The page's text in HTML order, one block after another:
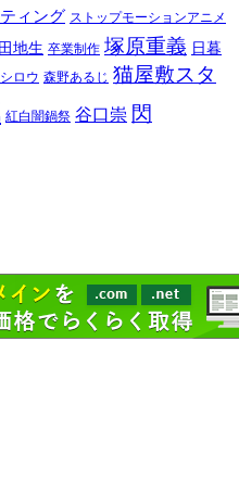
ィング ストップモーションアニメ
地生 卒業制作 塚原重義 日暮
ロウ 森野あるじ 猫屋敷スタ
紅白闇鍋祭 谷口崇 閃